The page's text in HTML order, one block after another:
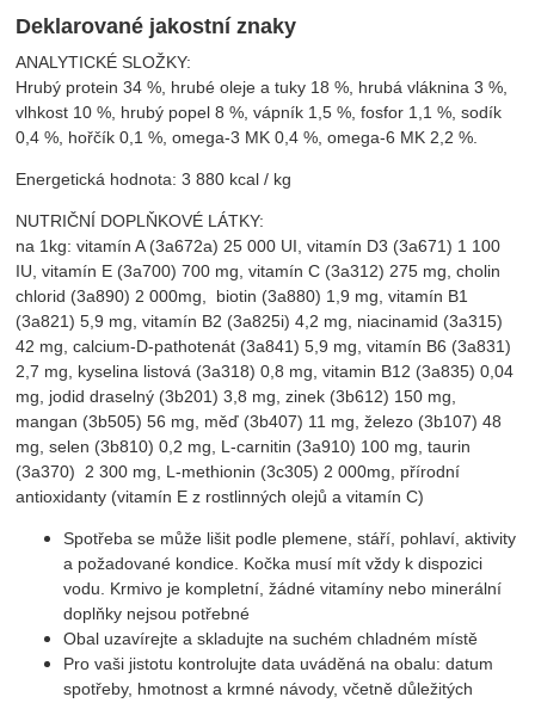
Deklarované jakostní znaky
ANALYTICKÉ SLOŽKY:
Hrubý protein 34 %, hrubé oleje a tuky 18 %, hrubá vláknina 3 %,
vlhkost 10 %, hrubý popel 8 %, vápník 1,5 %, fosfor 1,1 %, sodík
0,4 %, hořčík 0,1 %, omega-3 MK 0,4 %, omega-6 MK 2,2 %.
Energetická hodnota: 3 880 kcal / kg
NUTRIČNÍ DOPLŇKOVÉ LÁTKY:
na 1kg: vitamín A (3a672a) 25 000 UI, vitamín D3 (3a671) 1 100
IU, vitamín E (3a700) 700 mg, vitamín C (3a312) 275 mg, cholin
chlorid (3a890) 2 000mg, biotin (3a880) 1,9 mg, vitamín B1
(3a821) 5,9 mg, vitamín B2 (3a825i) 4,2 mg, niacinamid (3a315)
42 mg, calcium-D-pathotenát (3a841) 5,9 mg, vitamín B6 (3a831)
2,7 mg, kyselina listová (3a318) 0,8 mg, vitamin B12 (3a835) 0,04
mg, jodid draselný (3b201) 3,8 mg, zinek (3b612) 150 mg,
mangan (3b505) 56 mg, měď (3b407) 11 mg, železo (3b107) 48
mg, selen (3b810) 0,2 mg, L-carnitin (3a910) 100 mg, taurin
(3a370) 2 300 mg, L-methionin (3c305) 2 000mg, přírodní
antioxidanty (vitamín E z rostlinných olejů a vitamín C)
Spotřeba se může lišit podle plemene, stáří, pohlaví, aktivity
a požadované kondice. Kočka musí mít vždy k dispozici
vodu. Krmivo je kompletní, žádné vitamíny nebo minerální
doplňky nejsou potřebné
Obal uzavírejte a skladujte na suchém chladném místě
Pro vaši jistotu kontrolujte data uváděná na obalu: datum
spotřeby, hmotnost a krmné návody, včetně důležitých